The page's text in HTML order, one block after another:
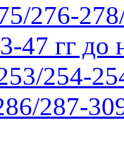
276-
47 гг до
254-
287-